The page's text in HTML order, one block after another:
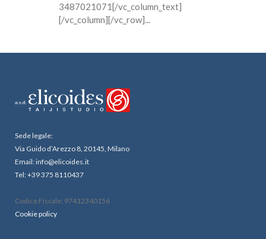
3487021071[/vc_column_text]
[/vc_column][/vc_row]...
Sede legale:
Via Guido d’Arezzo 8, 20145, Milano
Email: info@elicoides.it
Tel: +39 375 8110437
Codice Fiscale: 97412340156
Cookie policy